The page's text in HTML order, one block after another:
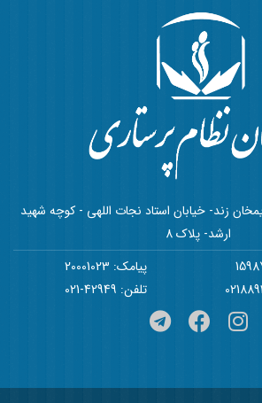
زند- خیابان استاد نجات اللهی - کوچه شهید
ارشد- پلاک 8
پیامک: 20001023
تلفن: 42949-021